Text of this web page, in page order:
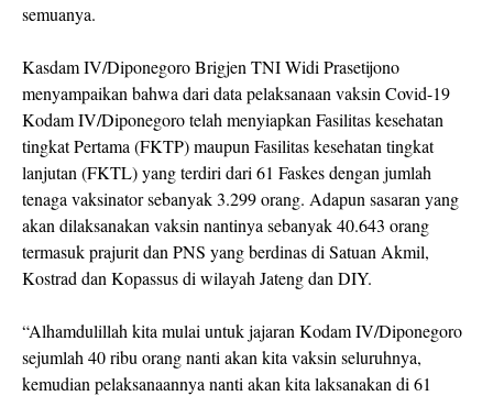
semuanya.
Kasdam IV/Diponegoro Brigjen TNI Widi Prasetijono
menyampaikan bahwa dari data pelaksanaan vaksin Covid-19
Kodam IV/Diponegoro telah menyiapkan Fasilitas kesehatan
tingkat Pertama (FKTP) maupun Fasilitas kesehatan tingkat
lanjutan (FKTL) yang terdiri dari 61 Faskes dengan jumlah
tenaga vaksinator sebanyak 3.299 orang. Adapun sasaran yang
akan dilaksanakan vaksin nantinya sebanyak 40.643 orang
termasuk prajurit dan PNS yang berdinas di Satuan Akmil,
Kostrad dan Kopassus di wilayah Jateng dan DIY.
“Alhamdulillah kita mulai untuk jajaran Kodam IV/Diponegoro
sejumlah 40 ribu orang nanti akan kita vaksin seluruhnya,
kemudian pelaksanaannya nanti akan kita laksanakan di 61